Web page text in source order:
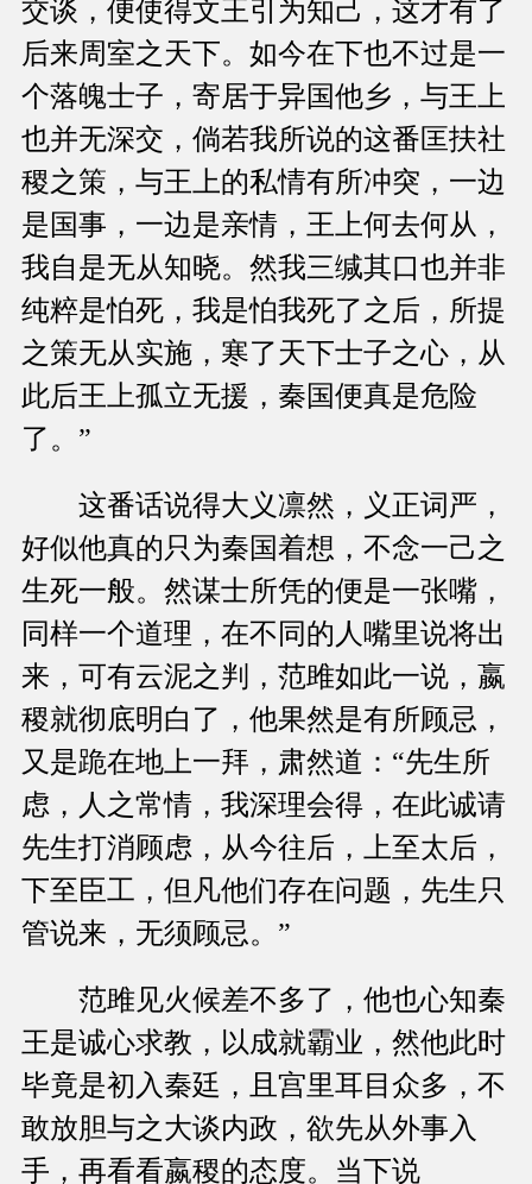
交谈，便使得文王引为知己，这才有了
后来周室之天下。如今在下也不过是一
个落魄士子，寄居于异国他乡，与王上
也并无深交，倘若我所说的这番匡扶社
稷之策，与王上的私情有所冲突，一边
是国事，一边是亲情，王上何去何从，
我自是无从知晓。然我三缄其口也并非
纯粹是怕死，我是怕我死了之后，所提
之策无从实施，寒了天下士子之心，从
此后王上孤立无援，秦国便真是危险
了。”
这番话说得大义凛然，义正词严，
好似他真的只为秦国着想，不念一己之
生死一般。然谋士所凭的便是一张嘴，
同样一个道理，在不同的人嘴里说将出
来，可有云泥之判，范雎如此一说，嬴
稷就彻底明白了，他果然是有所顾忌，
又是跪在地上一拜，肃然道：“先生所
虑，人之常情，我深理会得，在此诚请
先生打消顾虑，从今往后，上至太后，
下至臣工，但凡他们存在问题，先生只
管说来，无须顾忌。”
范雎见火候差不多了，他也心知秦
王是诚心求教，以成就霸业，然他此时
毕竟是初入秦廷，且宫里耳目众多，不
敢放胆与之大谈内政，欲先从外事入
手，再看看嬴稷的态度。当下说